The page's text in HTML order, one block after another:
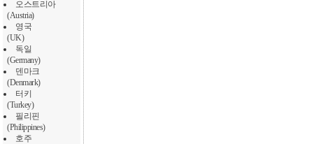
오스트리아
(Austria)
영국
(UK)
독일
(Germany)
덴마크
(Denmark)
터키
(Turkey)
필리핀
(Philippines)
호주